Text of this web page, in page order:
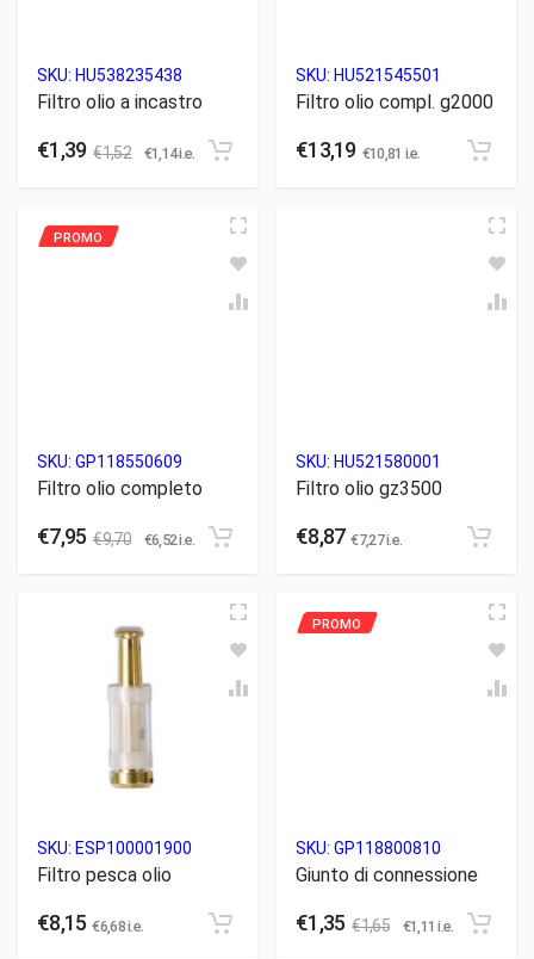
SKU: HU538235438
Filtro olio a incastro
€1,39 €1,52 €1,14i.e.
SKU: HU521545501
Filtro olio compl. g2000
€13,19 €10,81 i.e.
SKU: GP118550609
Filtro olio completo
€7,95 €9,70 €6,52i.e.
SKU: HU521580001
Filtro olio gz3500
€8,87 €7,27i.e.
SKU: ESP100001900
Filtro pesca olio
€8,15 €6,68i.e.
SKU: GP118800810
Giunto di connessione
€1,35 €1,65 €1,11 i.e.